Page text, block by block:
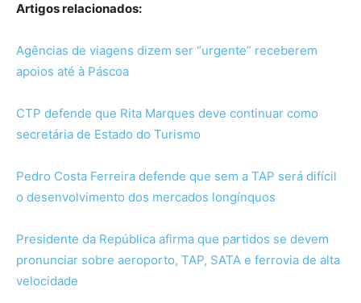
Artigos relacionados:
Agências de viagens dizem ser “urgente” receberem
apoios até à Páscoa
CTP defende que Rita Marques deve continuar como
secretária de Estado do Turismo
Pedro Costa Ferreira defende que sem a TAP será difícil
o desenvolvimento dos mercados longínquos
Presidente da República afirma que partidos se devem
pronunciar sobre aeroporto, TAP, SATA e ferrovia de alta
velocidade